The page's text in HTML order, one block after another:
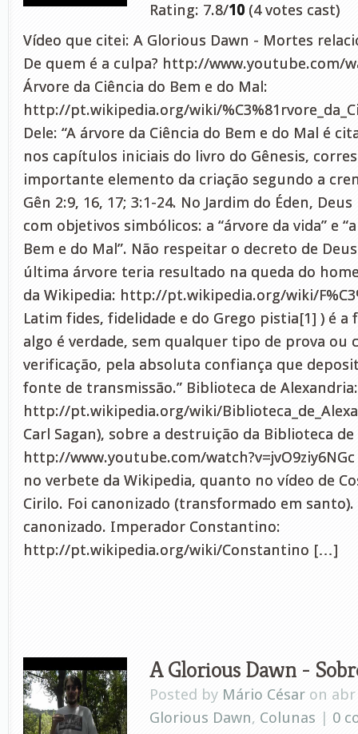
Rating: 7.8/10 (4 votes cast)
Vídeo que citei: A Glorious Dawn - Mortes
De quem é a culpa? http://www.youtube.com/
Árvore da Ciência do Bem e do Mal:
http://pt.wikipedia.org/wiki/
Dele: “A árvore da Ciência do Bem e do Mal é
nos capítulos iniciais do livro do Gênesis,
importante elemento da criação segundo a
Gên 2:9, 16, 17; 3:1-24. No Jardim do Éden,
com objetivos simbólicos: a “árvore da vida” e
Bem e do Mal”. Não respeitar o decreto de
última árvore teria resultado na queda do
da Wikipedia: http://pt.wikipedia.org/wiki/
Latim fides, fidelidade e do Grego pistia[1] ) é
algo é verdade, sem qualquer tipo de prova ou
verificação, pela absoluta confiança que
fonte de transmissão.” Biblioteca de Alexandria:
http://pt.wikipedia.org/wiki/
Carl Sagan), sobre a destruição da Biblioteca
http://www.youtube.com/
no verbete da Wikipedia, quanto no vídeo de
Cirilo. Foi canonizado (transformado em
canonizado. Imperador Constantino:
http://pt.wikipedia.org/wiki/Constantino […]
A Glorious Dawn -
Posted by Mário César on
Glorious Dawn, Colunas | 0